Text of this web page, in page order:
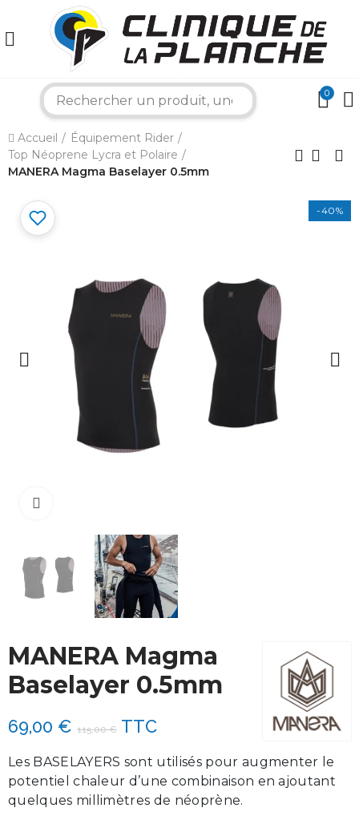
0
Accueil
Équipement Rider
Top Néoprene Lycra et Polaire
MANERA Magma Baselayer 0.5mm
-40%
MANERA Magma
Baselayer 0.5mm
69,00 € 115,00 € TTC
Les BASELAYERS sont utilisés pour augmenter le
potentiel chaleur d’une combinaison en ajoutant
quelques millimètres de néoprène.
×
Bonjour ! Je suis votre expert nautique.
Comment puis-je vous aider aujourd'hui ?